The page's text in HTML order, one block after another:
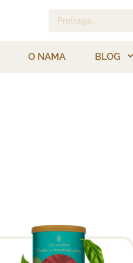
Pretraga...
O NAMA BLOG